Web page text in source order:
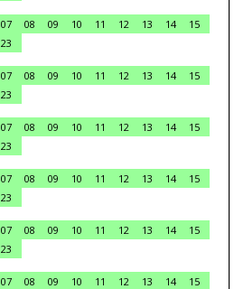
07 08 09 10 11 12 13 14
15
23
07 08 09 10 11 12 13 14
15
23
07 08 09 10 11 12 13 14
15
23
07 08 09 10 11 12 13 14
15
23
07 08 09 10 11 12 13 14
15
23
07 08 09 10 11 12 13 14
15